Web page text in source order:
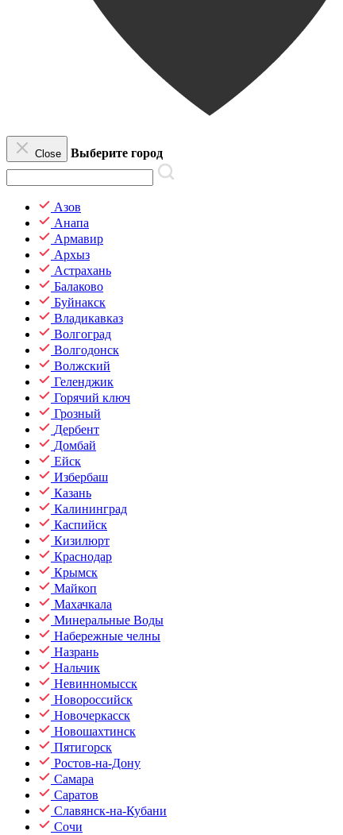
Close Выберите город
Азов
Анапа
Армавир
Архыз
Астрахань
Балаково
Буйнакск
Владикавказ
Волгоград
Волгодонск
Волжский
Геленджик
Горячий ключ
Грозный
Дербент
Домбай
Ейск
Избербаш
Казань
Калининград
Каспийск
Кизилюрт
Краснодар
Крымск
Майкоп
Махачкала
Минеральные Воды
Набережные челны
Назрань
Нальчик
Невинномысск
Новороссийск
Новочеркасск
Новошахтинск
Пятигорск
Ростов-на-Дону
Самара
Саратов
Славянск-на-Кубани
Сочи